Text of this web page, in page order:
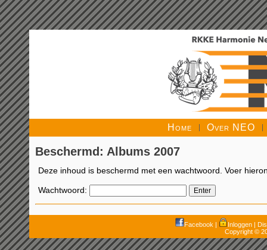
Home Over NEO
Beschermd: Albums 2007
Deze inhoud is beschermd met een wachtwoord. Voer
Wachtwoord:
Facebook | Inloggen |
Copyright ©